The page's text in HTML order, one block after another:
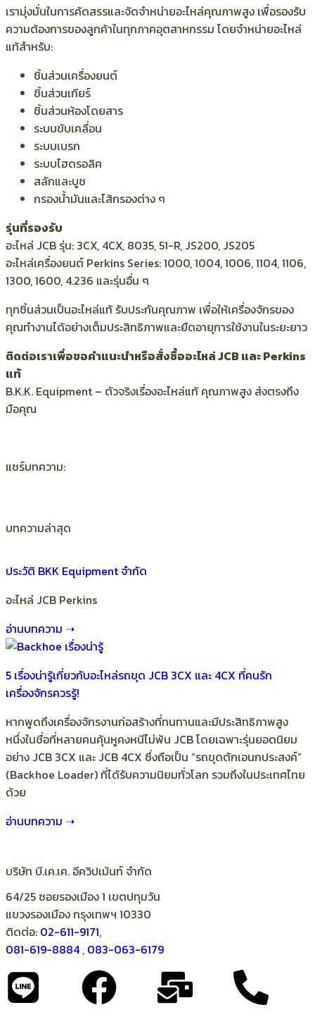
เรามุ่งมั่นในการคัดสรรและจัดจำหน่ายอะไหล่คุณภาพสูง เพื่อรองรับ
ความต้องการของลูกค้าในทุกภาคอุตสาหกรรม โดยจำหน่ายอะไหล่
แท้สำหรับ:
ชิ้นส่วนเครื่องยนต์
ชิ้นส่วนเกียร์
ชิ้นส่วนห้องโดยสาร
ระบบขับเคลื่อน
ระบบเบรก
ระบบไฮดรอลิค
สลักและบูช
กรองน้ำมันและไส้กรองต่าง ๆ
รุ่นที่รองรับ
อะไหล่ JCB รุ่น: 3CX, 4CX, 8035, 51-R, JS200, JS205
อะไหล่เครื่องยนต์ Perkins Series: 1000, 1004, 1006, 1104, 1106,
1300, 1600, 4.236 และรุ่นอื่น ๆ
ทุกชิ้นส่วนเป็นอะไหล่แท้ รับประกันคุณภาพ เพื่อให้เครื่องจักรของ
คุณทำงานได้อย่างเต็มประสิทธิภาพและยืดอายุการใช้งานในระยะยาว
ติดต่อเราเพื่อขอคำแนะนำหรือสั่งซื้ออะไหล่ JCB และ Perkins
แท้
B.K.K. Equipment – ตัวจริงเรื่องอะไหล่แท้ คุณภาพสูง ส่งตรงถึง
มือคุณ
แชร์บทความ:
บทความล่าสุด
ประวัติ BKK Equipment จำกัด
อะไหล่ JCB Perkins
อ่านบทความ ➝
5 เรื่องน่ารู้เกี่ยวกับอะไหล่รถขุด JCB 3CX และ 4CX ที่คนรัก
เครื่องจักรควรรู้!
หากพูดถึงเครื่องจักรงานก่อสร้างที่ทนทานและมีประสิทธิภาพสูง
หนึ่งในชื่อที่หลายคนคุ้นหูคงหนีไม่พ้น JCB โดยเฉพาะรุ่นยอดนิยม
อย่าง JCB 3CX และ JCB 4CX ซึ่งถือเป็น “รถขุดตักเอนกประสงค์”
(Backhoe Loader) ที่ได้รับความนิยมทั่วโลก รวมถึงในประเทศไทย
ด้วย
อ่านบทความ ➝
บริษัท บี.เค.เค. อีควิปเม้นท์ จำกัด
64/25 ซอยรองเมือง 1 เขตปทุมวัน
แขวงรองเมือง กรุงเทพฯ 10330
ติดต่อ: 02-611-9171,
081-619-8884 , 083-063-6179